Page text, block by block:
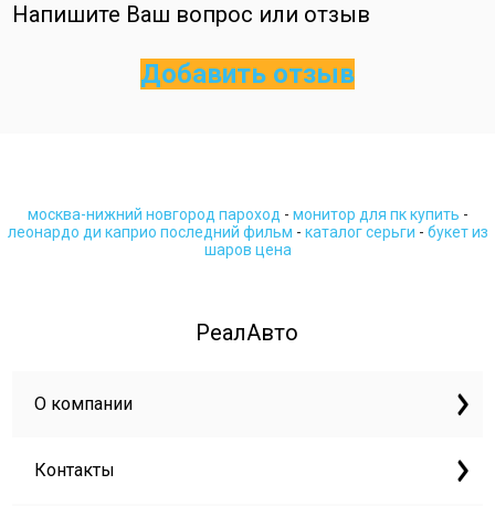
Напишите Ваш вопрос или отзыв
Добавить отзыв
москва-нижний новгород пароход - монитор для пк купить -
леонардо ди каприо последний фильм - каталог серьги - букет из
шаров цена
РеалАвто
О компании
Контакты